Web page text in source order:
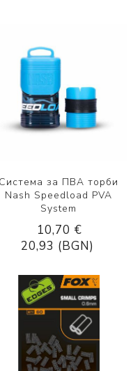
Система за ПВА торби
Nash Speedload PVA
System
10,70 €
20,93 (BGN)